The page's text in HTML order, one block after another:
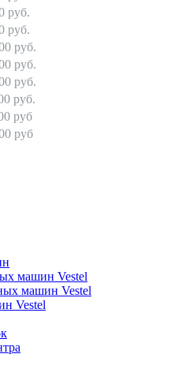
руб.
руб.
руб.
руб.
руб.
руб.
руб
руб
машин Vestel
машин Vestel
Vestel